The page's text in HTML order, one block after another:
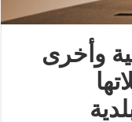
حزبية وأخرى